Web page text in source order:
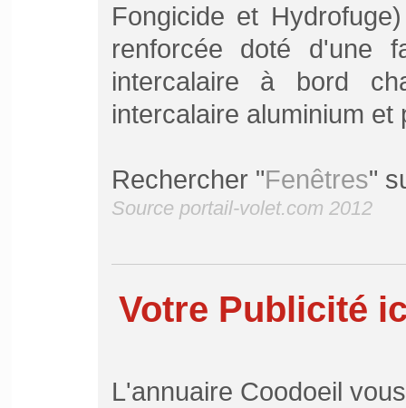
Fongicide et
renforcée doté d'une
intercalaire à bord
intercalaire aluminium et
Rechercher "Fenêtres"
Source portail-volet.com 2012
Votre Publicité
L'annuaire Coodoeil